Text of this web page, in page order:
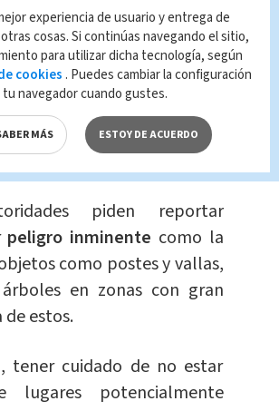
a laciudadaníaa tomar
necesarias para
seguridad y bienestar.
protegerse de las
ráfagas?
piden reportar
peligro inminente como la
como postes y vallas,
en zonas con gran
de estos.
tener cuidado de no estar
lugares potencialmente
experiencia de usuario y entrega de
cosas. Si continúas navegando el sitio,
para utilizar dicha tecnología, según
cookies . Puedes cambiar la configuración
navegador cuando gustes.
MÁS ESTOY DE ACUERDO